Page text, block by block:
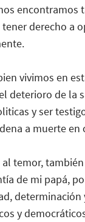
encontramos
derecho a
vivimos en
deterioro de la
y ser
a muerte en
temor,
de mi papá,
y